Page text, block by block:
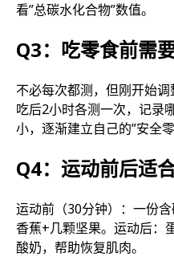
看”总碳水化合物”数值。
Q3：吃零食前需
不必每次都测，但刚开始
吃后2小时各测一次，记录
小，逐渐建立自己的”安全零
Q4：运动前后适
运动前（30分钟）：一份
香蕉+几颗坚果。运动后：
酸奶，帮助恢复肌肉。